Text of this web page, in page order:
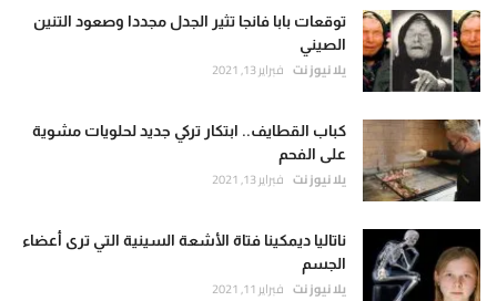
توقعات بابا فانجا تثير الجدل مجددا وصعود التنين
الصيني
يلا نيوز نت فبراير 13, 2021
كباب القطايف.. ابتكار تركي جديد لحلويات مشوية
على الفحم
يلا نيوز نت فبراير 13, 2021
ناتاليا ديمكينا فتاة الأشعة السينية التي ترى أعضاء
الجسم
يلا نيوز نت فبراير 11, 2021